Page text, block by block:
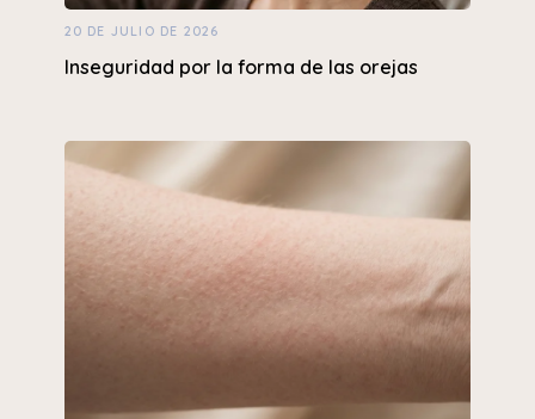
20 DE JULIO DE 2026
Inseguridad por la forma de las orejas